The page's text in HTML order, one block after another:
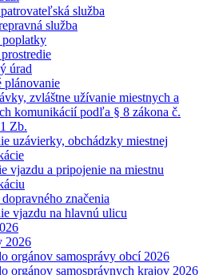
služba
služba
poplatky
úrad
plánovanie
zvláštne užívanie miestnych a
komunikácií podľa § 8 zákona č.
Zb.
uzávierky, obchádzky miestnej
vjazdu a pripojenie na miestnu
značenia
vjazdu na hlavnú ulicu
2026
orgánov samosprávy obcí 2026
orgánov samosprávnych krajov 2026